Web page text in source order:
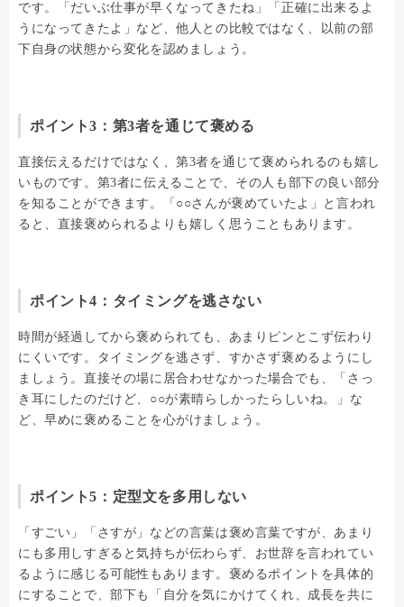
です。「だいぶ仕事が早くなってきたね」「正確に出来るよ
うになってきたよ」など、他人との比較ではなく、以前の部
下自身の状態から変化を認めましょう。
ポイント3：第3者を通じて褒める
直接伝えるだけではなく、第3者を通じて褒められるのも嬉し
いものです。第3者に伝えることで、その人も部下の良い部分
を知ることができます。「○○さんが褒めていたよ」と言われ
ると、直接褒められるよりも嬉しく思うこともあります。
ポイント4：タイミングを逃さない
時間が経過してから褒められても、あまりピンとこず伝わり
にくいです。タイミングを逃さず、すかさず褒めるようにし
ましょう。直接その場に居合わせなかった場合でも、「さっ
き耳にしたのだけど、○○が素晴らしかったらしいね。」な
ど、早めに褒めることを心がけましょう。
ポイント5：定型文を多用しない
「すごい」「さすが」などの言葉は褒め言葉ですが、あまり
にも多用しすぎると気持ちが伝わらず、お世辞を言われてい
るように感じる可能性もあります。褒めるポイントを具体的
にすることで、部下も「自分を気にかけてくれ、成長を共に